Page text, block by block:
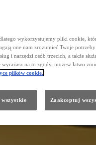
wykorzystujemy pliki cookie,
one nam zrozumieć Twoje
i narzędzi osób trzecich, a także
na to zgody, możesz łatwo
plików cookie.
Zaakceptuj